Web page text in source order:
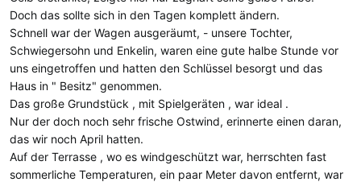
Doch das sollte sich in den Tagen komplett ändern.
Schnell war der Wagen ausgeräumt, - unsere Tochter,
Schwiegersohn und Enkelin, waren eine gute halbe Stunde vor
uns eingetroffen und hatten den Schlüssel besorgt und das
Haus in " Besitz" genommen.
Das große Grundstück , mit Spielgeräten , war ideal .
Nur der doch noch sehr frische Ostwind, erinnerte einen daran,
das wir noch April hatten.
Auf der Terrasse , wo es windgeschützt war, herrschten fast
sommerliche Temperaturen, ein paar Meter davon entfernt, war